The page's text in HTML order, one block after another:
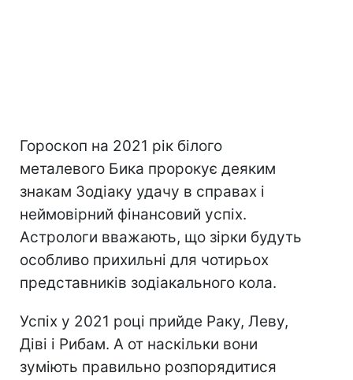
Гороскоп на 2021 рік білого
металевого Бика пророкує деяким
знакам Зодіаку удачу в справах і
неймовірний фінансовий успіх.
Астрологи вважають, що зірки будуть
особливо прихильні для чотирьох
представників зодіакального кола.
Успіх у 2021 році прийде Раку, Леву,
Діві і Рибам. А от наскільки вони
зуміють правильно розпорядитися